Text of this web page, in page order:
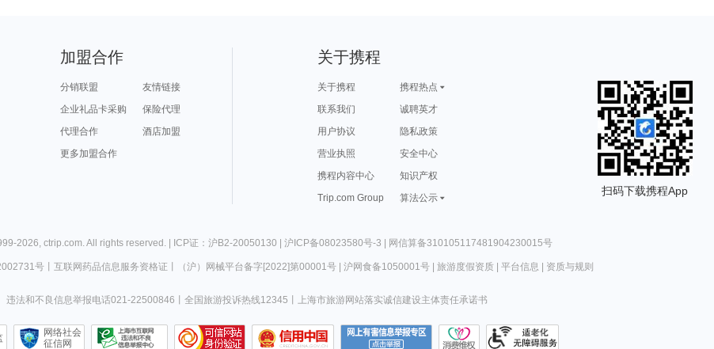
加盟合作
分销联盟
友情链接
企业礼品卡采购
保险代理
代理合作
酒店加盟
更多加盟合作
关于携程
关于携程
携程热点
联系我们
诚聘英才
用户协议
隐私政策
营业执照
安全中心
携程内容中心
知识产权
Trip.com Group
算法公示
扫码下载携程App
2026, ctrip.com. All rights reserved. | ICP证：沪B2-20050130 | 沪ICP备08023580号-3 | 网信算备310105117481904230015号
号丨 互联网药品信息服务资格证 （沪）网械平台备字[2022]第00001号| 沪网食备1050001号| 旅游度假资质| 平台信息 资质与规则
违法和不良信息举报电话021-22500846 全国旅游投诉热线12345 上海市旅游网站落实诚信建设主体责任承诺书
网络社会
征信网